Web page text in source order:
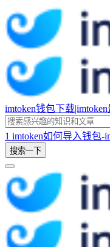
imtoken钱包下载
1 imtoken如何导入钱包-
搜索一下